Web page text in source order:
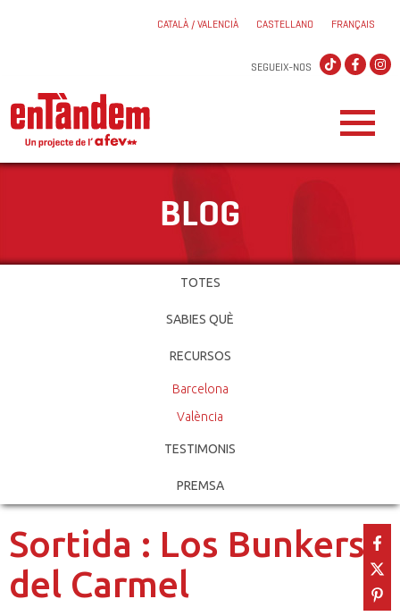
CATALÀ / VALENCIÀ CASTELLANO FRANÇAIS
SEGUEIX-NOS
BLOG
TOTES
SABIES QUÈ
RECURSOS
Barcelona
València
TESTIMONIS
PREMSA
Sortida : Los Bunkers
del Carmel